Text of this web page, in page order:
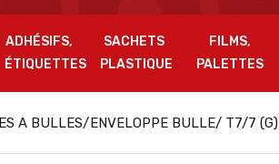
ADHÉSIFS,
ÉTIQUETTES
SACHETS
PLASTIQUE
FILMS,
PALETTES
A BULLES/ENVELOPPE BULLE/ T7/7 (G)